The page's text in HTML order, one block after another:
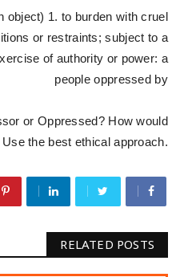
object) 1. to burden with cruel
or restraints; subject to a
of authority or power: a
people oppressed by
or Oppressed? How would
the best ethical approach.
RELATED POSTS